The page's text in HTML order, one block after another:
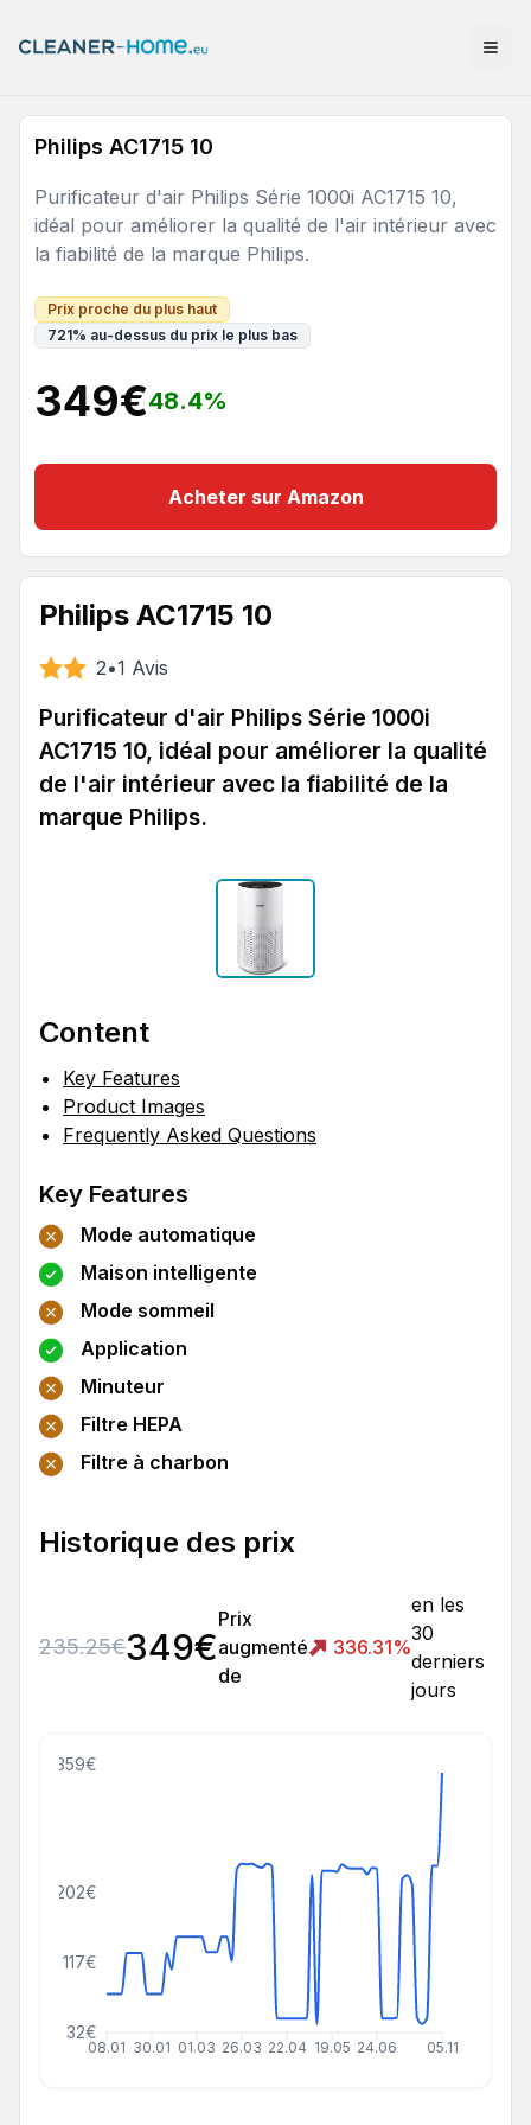
Philips AC1715 10
Purificateur d'air Philips Série 1000i AC1715 10,
idéal pour améliorer la qualité de l'air intérieur avec
la fiabilité de la marque Philips.
Prix proche du plus haut
721% au-dessus du prix le plus bas
349€48.4%
Acheter sur Amazon
Philips AC1715 10
2•1 Avis
Purificateur d'air Philips Série 1000i
AC1715 10, idéal pour améliorer la qualité
de l'air intérieur avec la fiabilité de la
marque Philips.
Content
Key Features
Product Images
Frequently Asked Questions
Key Features
Mode automatique
Maison intelligente
Mode sommeil
Application
Minuteur
Filtre HEPA
Filtre à charbon
Historique des prix
235.25€349€
Prix
augmenté
de
336.31%
en les
30
derniers
jours
08.01 30.01 01.03 26.03 22.04 19.05 24.06 05.11
32€
117€
202€
359€